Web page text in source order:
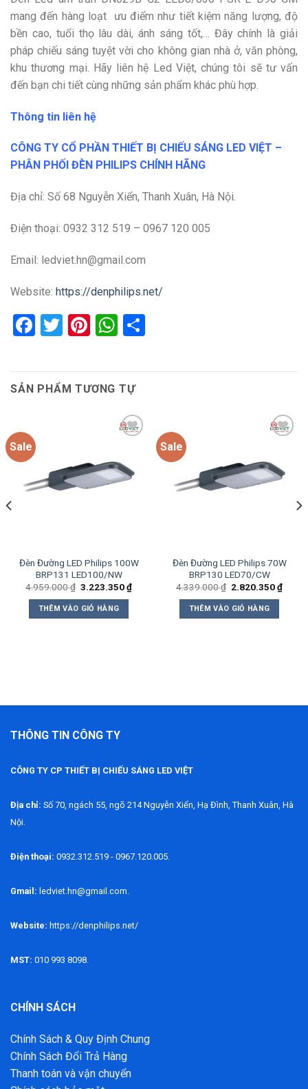
mang đến hàng loạt ưu điểm như tiết kiệm năng lượng, độ
bền cao, tuổi thọ lâu dài, ánh sáng tốt,… Đây chính là giải
pháp chiếu sáng tuyệt vời cho không gian nhà ở, văn phòng,
khu thương mại. Hãy liên hệ Led Việt, chúng tôi sẽ tư vấn
đến bạn chi tiết cùng những sản phẩm khác phù hợp.
Thông tin liên hệ
CÔNG TY CỔ PHẦN THIẾT BỊ CHIẾU SÁNG LED VIỆT –
PHÂN PHỐI ĐÈN PHILIPS CHÍNH HÃNG
Địa chỉ: Số 68 Nguyễn Xiển, Thanh Xuân, Hà Nội.
Điện thoại: 0932 312 519 – 0967 120 005
Email: ledviet.hn@gmail.com
Website: https://denphilips.net/
Facebook
Twitter
Pinterest
WhatsApp
SẢN PHẨM TƯƠNG TỰ
Sale
Add to
wishlist
Đèn Đường LED Philips 100W
BRP131 LED100/NW
4.959.000₫ Giá
là:
4.959.000 ₫.
3.223.350₫Giá
3.223.350 ₫.
THÊM VÀO GIỎ HÀNG
Sale
Add to
wishlist
Đèn Đường LED Philips 70W
BRP130 LED70/CW
4.339.000₫ Giá
là:
4.339.000 ₫.
2.820.350₫Giá
THÊM VÀO GIỎ HÀNG
THÔNG TIN CÔNG TY
CÔNG TY CP THIẾT BỊ CHIẾU SÁNG LED VIỆT
Địa chỉ: Số 70, ngách 55, ngõ 214 Nguyễn Xiển, Hạ Đình, Thanh Xuân, Hà
Nội.
Điện thoại: 0932.312.519 - 0967.120.005.
Gmail: ledviet.hn@gmail.com.
Website: https://denphilips.net/
MST: 010 993 8098.
CHÍNH SÁCH
Chính Sách & Quy Định Chung
Chính Sách Đổi Trả Hàng
Thanh toán và vận chuyển